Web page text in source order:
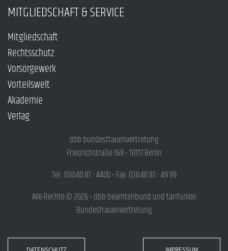
MITGLIEDSCHAFT & SERVICE
Mitgliedschaft
Rechtsschutz
Vorsorgewerk
Vorteilswelt
Akademie
Verlag
dbb bundesfrauenvertretung
Friedrichstraße 169 • 10117 Berlin
Tel.: 030.40 81 - 4400 • Fax: 030.40 81 - 49 99
Alle Rechte © 2026 • dbb beamtenbund und tarifunion
Bundesfrauenvertretung